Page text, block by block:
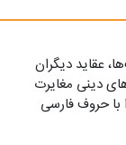
عقاید دیگران
دینی مغایرت
با حروف فارسی